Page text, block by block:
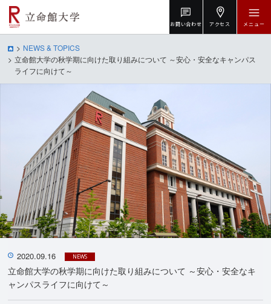
お問い合わせ アクセス メニュー
NEWS & TOPICS
立命館大学の秋学期に向けた取り組みについて ～安心・安全なキャンパス
ライフに向けて～
2020.09.16 NEWS
立命館大学の秋学期に向けた取り組みについて ～安心・安全なキ
ャンパスライフに向けて～